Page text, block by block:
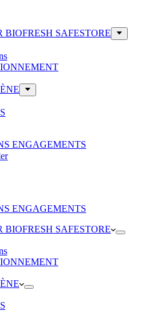
SAFESTORE
ENGAGEMENTS
ENGAGEMENTS
SAFESTORE